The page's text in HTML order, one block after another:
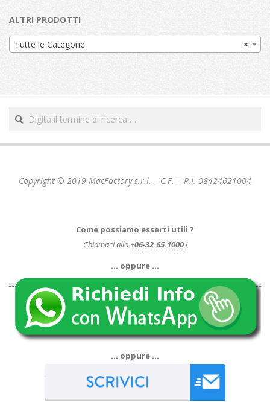
ALTRI PRODOTTI
×
Tutte le Categorie
Copyright © 2019 MacFactory s.r.l. – C.F. = P.I. 08424621004
Come possiamo esserti utili ?
Chiamaci allo +06-32.65.1000!
… oppure …
… oppure …